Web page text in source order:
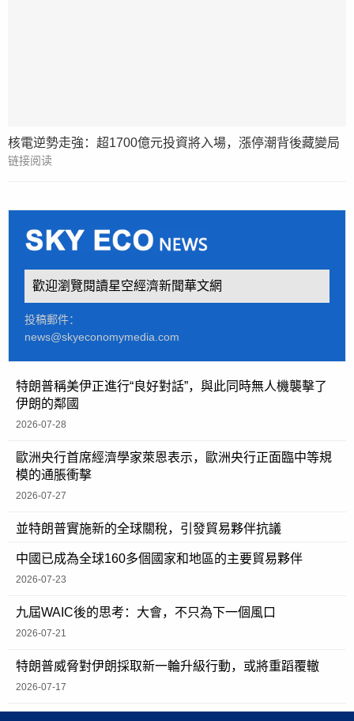
核電逆勢走強：超1700億元投資將入場，漲停潮背後藏變局
链接阅读
歡迎瀏覽閱讀星空經濟新聞華文網
投稿郵件：
news@skyeconomymedia.com
特朗普稱美伊正進行“良好對話”，與此同時無人機襲擊了
伊朗的鄰國
2026-07-28
歐洲央行首席經濟學家萊恩表示，歐洲央行正面臨中等規
模的通脹衝擊
2026-07-27
並特朗普實施新的全球關稅，引發貿易夥伴抗議
中國已成為全球160多個國家和地區的主要貿易夥伴
2026-07-23
九屆WAIC後的思考：大會，不只為下一個風口
2026-07-21
特朗普威脅對伊朗採取新一輪升級行動，或將重蹈覆轍
2026-07-17